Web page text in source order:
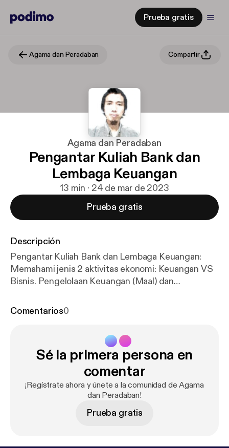
Prueba gratis
Agama dan Peradaban Compartir
Agama dan Peradaban
Pengantar Kuliah Bank dan
Lembaga Keuangan
13 min · 24 de mar de 2023
Prueba gratis
Descripción
Pengantar Kuliah Bank dan Lembaga Keuangan:
Memahami jenis 2 aktivitas ekonomi: Keuangan VS
Bisnis. Pengelolaan Keuangan (Maal) dan
berbeda secara pendekatan dan tujuan. Lembaga
Comentarios0
Sé la primera persona en
comentar
¡Regístrate ahora y únete a la comunidad de Agama
dan Peradaban!
Prueba gratis